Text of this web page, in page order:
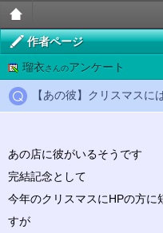
大人
のケ
ータ
能小
説
作者ページ
瑠衣さんのアンケート
【あの彼】クリスマスに
あの店に彼がいるそうです
完結記念として
今年のクリスマスにHPの方
すが